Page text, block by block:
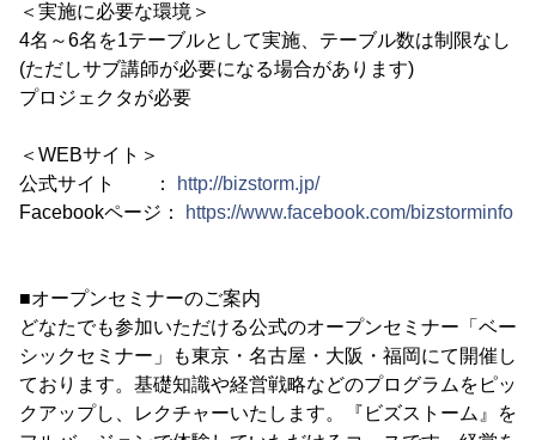
＜実施に必要な環境＞
4名～6名を1テーブルとして実施、テーブル数は制限なし
(ただしサブ講師が必要になる場合があります)
プロジェクタが必要
＜WEBサイト＞
公式サイト ：
http://bizstorm.jp/
Facebookページ：
https://www.facebook.com/bizstorminfo
■オープンセミナーのご案内
どなたでも参加いただける公式のオープンセミナー「ベー
シックセミナー」も東京・名古屋・大阪・福岡にて開催し
ております。基礎知識や経営戦略などのプログラムをピッ
クアップし、レクチャーいたします。『ビズストーム』を